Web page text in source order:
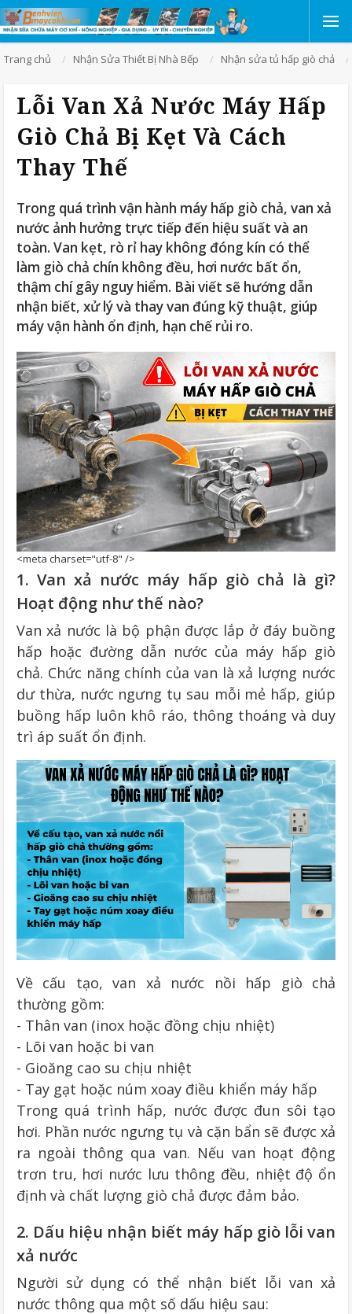
Trang chủ Nhận Sửa Thiết Bị Nhà Bếp Nhận sửa tủ hấp giò chả
Lỗi Van Xả Nước Máy Hấp
Giò Chả Bị Kẹt Và Cách
Thay Thế
Trong quá trình vận hành máy hấp giò chả, van xả
nước ảnh hưởng trực tiếp đến hiệu suất và an
toàn. Van kẹt, rò rỉ hay không đóng kín có thể
làm giò chả chín không đều, hơi nước bất ổn,
thậm chí gây nguy hiểm. Bài viết sẽ hướng dẫn
nhận biết, xử lý và thay van đúng kỹ thuật, giúp
máy vận hành ổn định, hạn chế rủi ro.
<meta charset="utf-8" />
1. Van xả nước máy hấp giò chả là gì?
Hoạt động như thế nào?
Van xả nước là bộ phận được lắp ở đáy buồng
hấp hoặc đường dẫn nước của máy hấp giò
chả. Chức năng chính của van là xả lượng nước
dư thừa, nước ngưng tụ sau mỗi mẻ hấp, giúp
buồng hấp luôn khô ráo, thông thoáng và duy
trì áp suất ổn định.
Về cấu tạo, van xả nước nồi hấp giò chả
thường gồm:
- Thân van (inox hoặc đồng chịu nhiệt)
- Lõi van hoặc bi van
- Gioăng cao su chịu nhiệt
- Tay gạt hoặc núm xoay điều khiển máy hấp
Trong quá trình hấp, nước được đun sôi tạo
hơi. Phần nước ngưng tụ và cặn bẩn sẽ được xả
ra ngoài thông qua van. Nếu van hoạt động
trơn tru, hơi nước lưu thông đều, nhiệt độ ổn
định và chất lượng giò chả được đảm bảo.
2. Dấu hiệu nhận biết máy hấp giò lỗi van
xả nước
Người sử dụng có thể nhận biết lỗi van xả
nước thông qua một số dấu hiệu sau: